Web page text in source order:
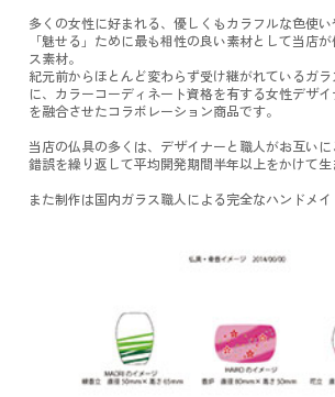
多くの女性に好まれる、優しくもカラフルな色使
「魅せる」ために最も相性の良い素材として当店
ス素材。
紀元前からほとんど変わらず受け継がれているガ
に、カラーコーディネート資格を有する女性デザ
を融合させたコラボレーション商品です。
当店の仏具の多くは、デザイナーと職人がお互い
錯誤を繰り返して平均開発期間半年以上をかけて生
また制作は国内ガラス職人による完全なハンドメイ